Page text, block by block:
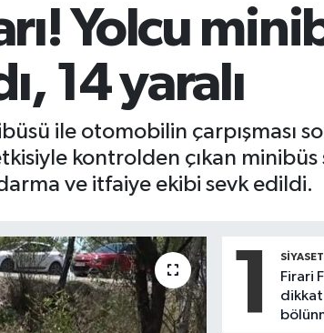
Yolcu
14 yaralı
ile otomobilin çarpışması
kontrolden çıkan
ve itfaiye ekibi sevk edildi.
1 SIYASET
Firari
dikkat